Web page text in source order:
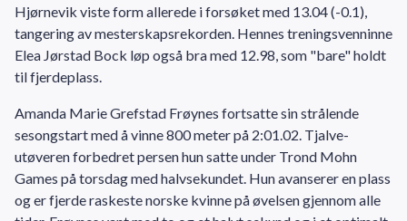
Hjørnevik viste form allerede i forsøket med 13.04 (-0.1),
tangering av mesterskapsrekorden. Hennes treningsvenninne
Elea Jørstad Bock løp også bra med 12.98, som "bare" holdt
til fjerdeplass.
Amanda Marie Grefstad Frøynes fortsatte sin strålende
sesongstart med å vinne 800 meter på 2:01.02. Tjalve-
utøveren forbedret persen hun satte under Trond Mohn
Games på torsdag med halvsekundet. Hun avanserer en plass
og er fjerde raskeste norske kvinne på øvelsen gjennom alle